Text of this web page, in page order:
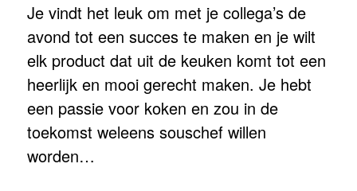
Je vindt het leuk om met je collega’s de
avond tot een succes te maken en je wilt
elk product dat uit de keuken komt tot een
heerlijk en mooi gerecht maken. Je hebt
een passie voor koken en zou in de
toekomst weleens souschef willen
worden…